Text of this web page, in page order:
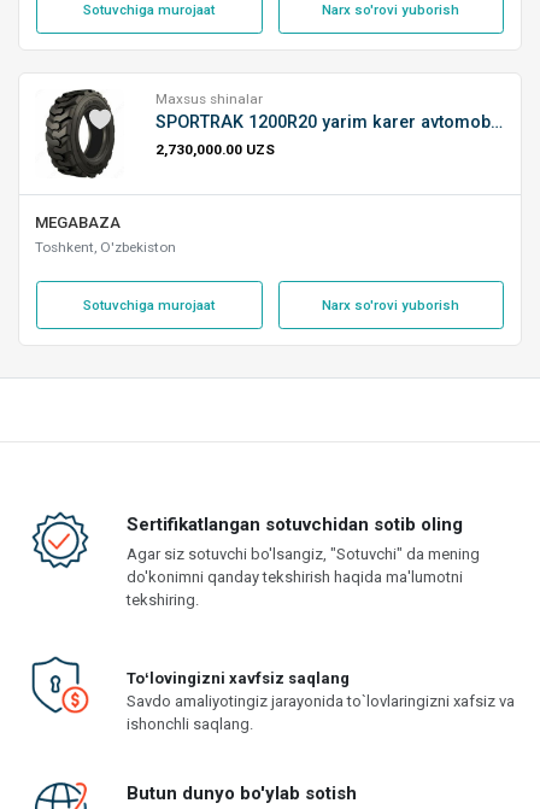
Sotuvchiga murojaat Narx so'rovi yuborish
Maxsus shinalar
SPORTRAK 1200R20 yarim karer avtomobil shina
2,730,000.00 UZS
MEGABAZA
Toshkent, O'zbekiston
Sotuvchiga murojaat Narx so'rovi yuborish
Sertifikatlangan sotuvchidan sotib oling
Agar siz sotuvchi bo'lsangiz, "Sotuvchi" da mening
do'konimni qanday tekshirish haqida ma'lumotni
tekshiring.
Toʻlovingizni xavfsiz saqlang
Savdo amaliyotingiz jarayonida to`lovlaringizni xafsiz va
ishonchli saqlang.
Butun dunyo bo'ylab sotish